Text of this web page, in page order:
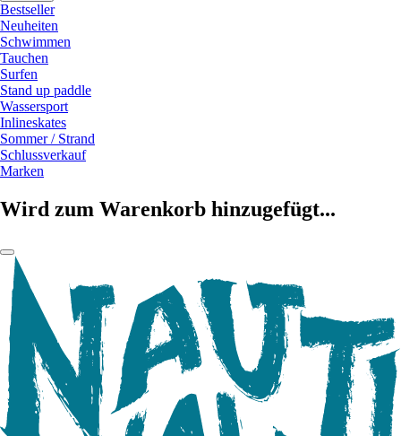
Bestseller
Neuheiten
Schwimmen
Tauchen
Surfen
Stand up paddle
Wassersport
Inlineskates
Sommer / Strand
Schlussverkauf
Marken
Wird zum Warenkorb hinzugefügt...